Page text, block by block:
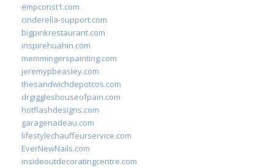
empconst1.com
cinderella-support.com
bigpinkrestaurant.com
inspirehuahin.com
memmingerspainting.com
jeremypbeasley.com
thesandwichdepotcos.com
drgiggleshouseofpain.com
hotflashdesigns.com
garagenadeau.com
lifestylechauffeurservice.com
EverNewNails.com
insideoutdecoratingcentre.com